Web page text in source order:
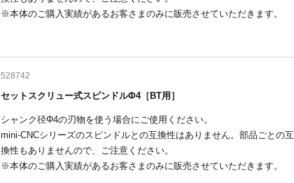
※本体のご購入実績があるお客さまのみに販売させていただきます。
528742
セットスクリュー式スピンドルΦ4［BT用］
シャンク径Φ4の刃物を使う場合にご使用ください。
mini-CNCシリーズのスピンドルとの互換性はありません。部品ごとの互
換性もありませんので、ご注意ください。
※本体のご購入実績があるお客さまのみに販売させていただきます。